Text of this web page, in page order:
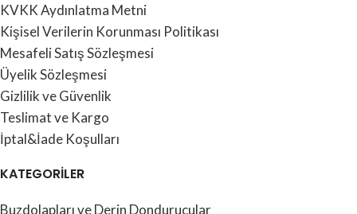
KVKK Aydınlatma Metni
Kişisel Verilerin Korunması Politikası
Mesafeli Satış Sözleşmesi
Üyelik Sözleşmesi
Gizlilik ve Güvenlik
Teslimat ve Kargo
İptal&İade Koşulları
KATEGORİLER
Buzdolapları ve Derin Dondurucular